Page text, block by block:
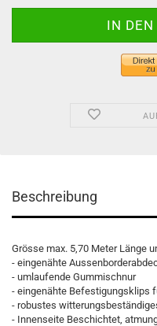
Beschreibung
Grösse max. 5,70 Meter Länge
- eingenähte
- umlaufende Gummischnur
- eingenähte Befestigungsklips
- robustes
- Innenseite Beschichtet,